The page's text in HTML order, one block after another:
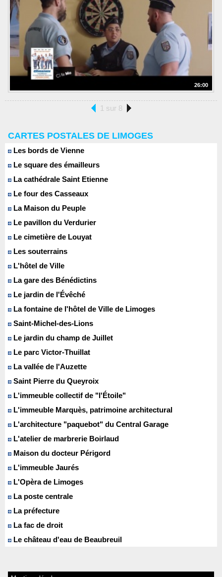
26:00
1 sur 8
CARTES POSTALES DE LIMOGES
Les bords de Vienne
Le square des émailleurs
La cathédrale Saint Etienne
Le four des Casseaux
La Maison du Peuple
Le pavillon du Verdurier
Le cimetière de Louyat
Les souterrains
L'hôtel de Ville
La gare des Bénédictins
Le jardin de l'Évêché
La fontaine de l'hôtel de Ville de Limoges
Saint-Michel-des-Lions
Le jardin du champ de Juillet
Le parc Victor-Thuillat
La vallée de l'Auzette
Saint Pierre du Queyroix
L'immeuble collectif de "l'Étoile"
L'immeuble Marquès, patrimoine architectural
L'architecture "paquebot" du Central Garage
L'atelier de marbrerie Boirlaud
Maison du docteur Périgord
L'immeuble Jaurés
L'Opèra de Limoges
La poste centrale
La préfecture
La fac de droit
Le château d'eau de Beaubreuil